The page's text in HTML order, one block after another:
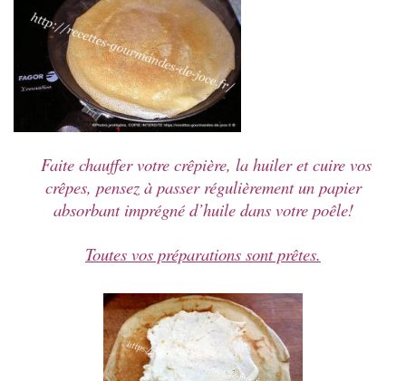
Faite chauffer votre crêpière, la huiler et cuire vos
crêpes, pensez à passer régulièrement un papier
absorbant imprégné d’huile dans votre poêle!
Toutes vos préparations sont prêtes.